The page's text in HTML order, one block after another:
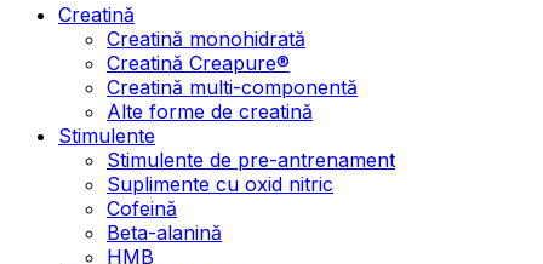
Creatină
Creatină monohidrată
Creatină Creapure®
Creatină multi-componentă
Alte forme de creatină
Stimulente
Stimulente de pre-antrenament
Suplimente cu oxid nitric
Cofeină
Beta-alanină
HMB